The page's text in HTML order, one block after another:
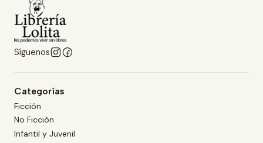
Síguenos
Categorías
Ficción
No Ficción
Infantil y Juvenil